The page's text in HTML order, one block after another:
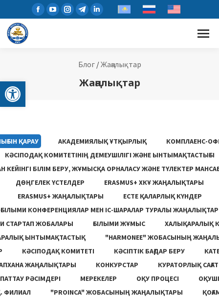
Open toolbar
Блог/Жаңалықтар
Жаңалықтар
ҚАРАУ АКАДЕМИЯЛЫҚ ҰТҚЫРЛЫҚ
КОМПЛАЕНС-
КӘСІПОДАҚ КОМИТЕТІНІҢ ДЕМЕУШІЛІГІ ЖӘНЕ ЫНТЫМАҚТАСТЫҒЫ
КЕЙІНГІ БІЛІМ БЕРУ, ЖҰМЫСҚА ОРНАЛАСУ ЖƏНЕ ТҮЛЕКТЕР
ДӨҢГЕЛЕК ҮСТЕЛДЕР
ERASMUS+ ХКҰ ЖАҢАЛЫҚТАРЫ
ERASMUS+ ЖАҢАЛЫҚТАРЫ
ЕСТЕ ҚАЛАРЛЫҚ КҮНДЕР
ҒЫЛЫМИ КОНФЕРЕНЦИЯЛАР МЕН ІС-ШАРАЛАР ТУРАЛЫ ЖАҢАЛЫҚТАР
СТАРТАП ЖОБАЛАРЫ
ҒЫЛЫМИ ЖҰМЫС
ХАЛЫҚАРАЛЫҚ
ЫНТЫМАҚТАСТЫҚ
"HARMONEE" ЖОБАСЫНЫҢ
КӘСІПОДАҚ КОМИТЕТІ КӘСІПТІК БАҒДАР БЕРУ
ЖАҢАЛЫҚТАРЫ
КОНКУРСТАР
КУРАТОРЛЫҚ
РӘСІМДЕРІ
МЕРЕКЕЛЕР ОҚУ ПРОЦЕСІ
ФИЛИАЛ
"PROINCA" ЖОБАСЫНЫҢ ЖАҢАЛЫҚТАРЫ